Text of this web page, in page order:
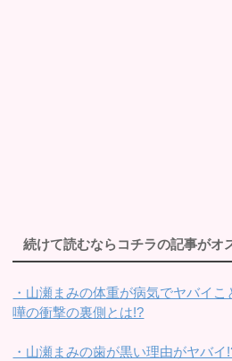
続けて読むならコチラの記事がオ
・山瀬まみの体重が病気でヤバイ
嘩の衝撃の裏側とは!?
・山瀬まみの歯が黒い理由がヤバ